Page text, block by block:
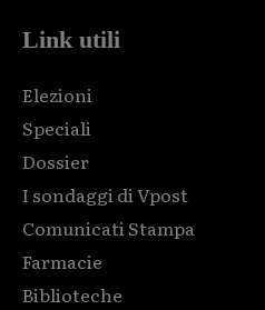
Link utili
Elezioni
Speciali
Dossier
I sondaggi di Vpost
Comunicati Stampa
Farmacie
Biblioteche